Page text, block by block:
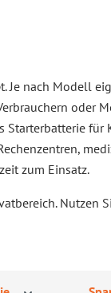
t. Je nach Modell
oder
Starterbatterie für
zum Einsatz.
Nutzen